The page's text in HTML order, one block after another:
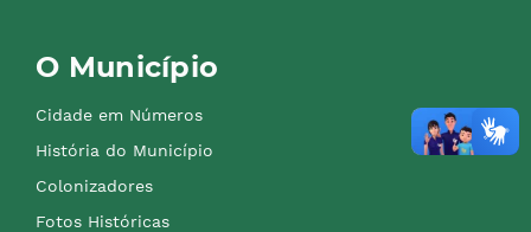
O Município
Cidade em Números
História do Município
Colonizadores
Fotos Históricas